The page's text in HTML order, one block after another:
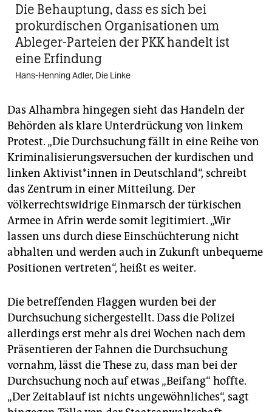
Die Behauptung, dass es sich bei
prokurdischen Organisationen um
Ableger-Parteien der PKK handelt ist
eine Erfindung
Hans-Henning Adler, Die Linke
Das Alhambra hingegen sieht das Handeln der
Behörden als klare Unterdrückung von linkem
Protest. „Die Durchsuchung fällt in eine Reihe von
Kriminalisierungsversuchen der kurdischen und
linken Aktivist*innen in Deutschland“, schreibt
das Zentrum in einer Mitteilung. Der
völkerrechtswidrige Einmarsch der türkischen
Armee in Afrin werde somit legitimiert. „Wir
lassen uns durch diese Einschüchterung nicht
abhalten und werden auch in Zukunft unbequeme
Positionen vertreten“, heißt es weiter.
Die betreffenden Flaggen wurden bei der
Durchsuchung sichergestellt. Dass die Polizei
allerdings erst mehr als drei Wochen nach dem
Präsentieren der Fahnen die Durchsuchung
vornahm, lässt die These zu, dass man bei der
Durchsuchung noch auf etwas „Beifang“ hoffte.
„Der Zeitablauf ist nichts ungewöhnliches“, sagt